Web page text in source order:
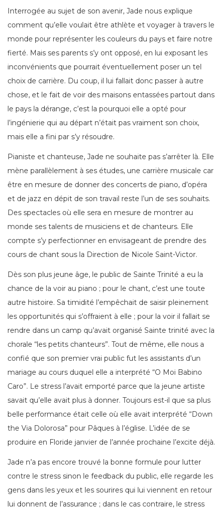
Interrogée au sujet de son avenir, Jade nous explique
comment qu’elle voulait être athlète et voyager à travers le
monde pour représenter les couleurs du pays et faire notre
fierté. Mais ses parents s’y ont opposé, en lui exposant les
inconvénients que pourrait éventuellement poser un tel
choix de carrière. Du coup, il lui fallait donc passer à autre
chose, et le fait de voir des maisons entassées partout dans
le pays la dérange, c’est la pourquoi elle a opté pour
l’ingénierie qui au départ n’était pas vraiment son choix,
mais elle a fini par s’y résoudre.
Pianiste et chanteuse, Jade ne souhaite pas s’arrêter là. Elle
mène parallèlement à ses études, une carrière musicale car
être en mesure de donner des concerts de piano, d’opéra
et de jazz en dépit de son travail reste l’un de ses souhaits.
Des spectacles où elle sera en mesure de montrer au
monde ses talents de musiciens et de chanteurs. Elle
compte s’y perfectionner en envisageant de prendre des
cours de chant sous la Direction de Nicole Saint-Victor.
Dès son plus jeune âge, le public de Sainte Trinité a eu la
chance de la voir au piano ; pour le chant, c’est une toute
autre histoire. Sa timidité l’empêchait de saisir pleinement
les opportunités qui s’offraient à elle ; pour la voir il fallait se
rendre dans un camp qu’avait organisé Sainte trinité avec la
chorale “les petits chanteurs”. Tout de même, elle nous a
confié que son premier vrai public fut les assistants d’un
mariage au cours duquel elle a interprété “O Moi Babino
Caro”. Le stress l’avait emporté parce que la jeune artiste
savait qu’elle avait plus à donner. Toujours est-il que sa plus
belle performance était celle où elle avait interprété “Down
the Via Dolorosa” pour Pâques à l’église. L’idée de se
produire en Floride janvier de l’année prochaine l’excite déjà.
Jade n’a pas encore trouvé la bonne formule pour lutter
contre le stress sinon le feedback du public, elle regarde les
gens dans les yeux et les sourires qui lui viennent en retour
lui donnent de l’assurance ; dans le cas contraire, le stress